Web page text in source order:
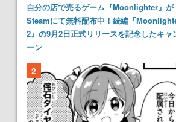
自分の店で売るゲーム『Moonlighter』が
Steamにて無料配布中！続編『
2』の9月2日正式リリースを記念したキャ
ーン
2